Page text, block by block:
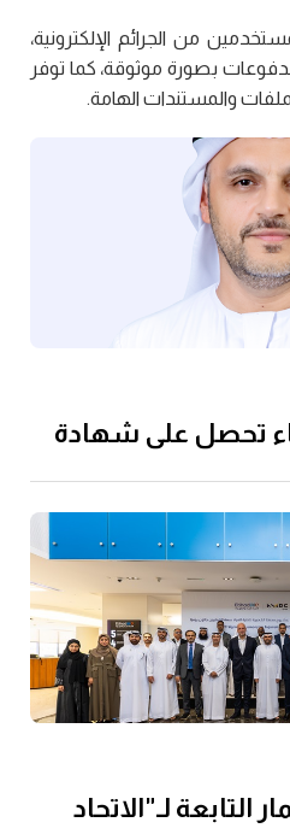
من الجرائم الإلكترونية،
بصورة موثوقة، كما توفر
والمستندات الهامة.
تحصل على شهادة
التابعة لـ"الاتحاد